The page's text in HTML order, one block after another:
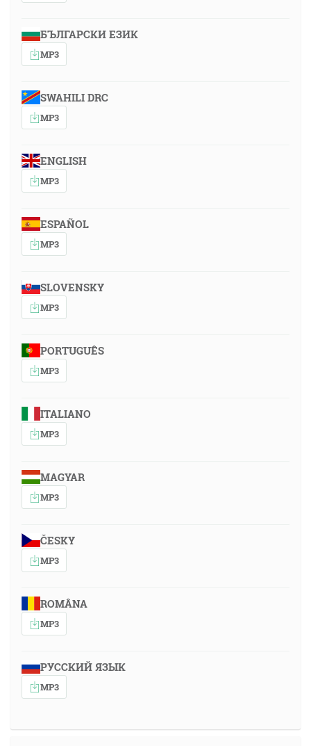
БЪЛГАРСКИ ЕЗИК
MP3
SWAHILI DRC
MP3
ENGLISH
MP3
ESPAÑOL
MP3
SLOVENSKY
MP3
PORTUGUÊS
MP3
ITALIANO
MP3
MAGYAR
MP3
ČESKY
MP3
ROMÂNA
MP3
РУССКИЙ ЯЗЫК
MP3